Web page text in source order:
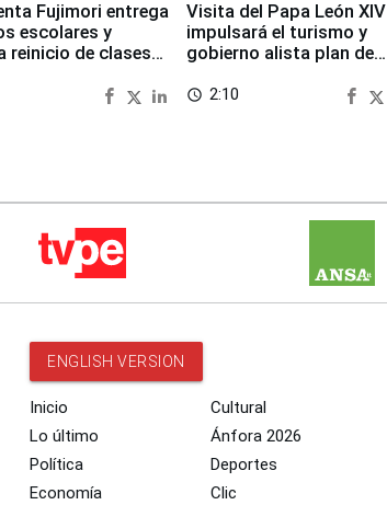
Fujimori entrega
escolares y
reinicio de clases
Visita del Papa León XIV
impulsará el turismo y
gobierno alista plan de
access_time 2:10
ENGLISH VERSION
Inicio
Lo último
Política
Economía
Cultural
Ánfora 2026
Deportes
Clic